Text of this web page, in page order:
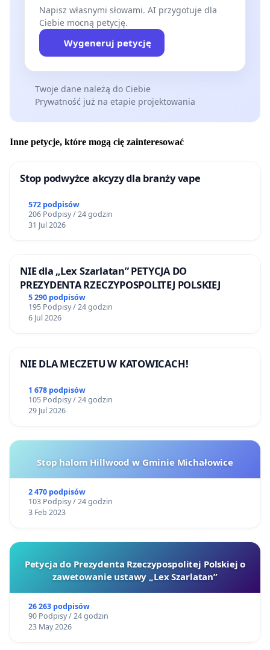
Napisz własnymi słowami. AI przygotuje dla
Ciebie mocną petycję.
Wygeneruj petycję
Twoje dane należą do Ciebie
Prywatność już na etapie projektowania
Inne petycje, które mogą cię zainteresować
Stop podwyżce akcyzy dla branży vape
572 podpisów
206 Podpisy / 24 godzin
31 Jul 2026
NIE dla „Lex Szarlatan” PETYCJA DO
PREZYDENTA RZECZYPOSPOLITEJ POLSKIEJ
5 290 podpisów
195 Podpisy / 24 godzin
6 Jul 2026
NIE DLA MECZETU W KATOWICACH!
1 678 podpisów
105 Podpisy / 24 godzin
29 Jul 2026
Stop halom Hillwood w Gminie Michałowice
2 470 podpisów
103 Podpisy / 24 godzin
3 Feb 2023
Petycja do Prezydenta Rzeczypospolitej Polskiej o
zawetowanie ustawy „Lex Szarlatan”
26 263 podpisów
90 Podpisy / 24 godzin
23 May 2026